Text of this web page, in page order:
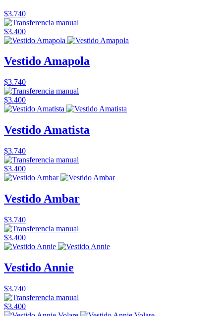
$3.740
$3.400
Vestido Amapola
$3.740
$3.400
Vestido Amatista
$3.740
$3.400
Vestido Ambar
$3.740
$3.400
Vestido Annie
$3.740
$3.400